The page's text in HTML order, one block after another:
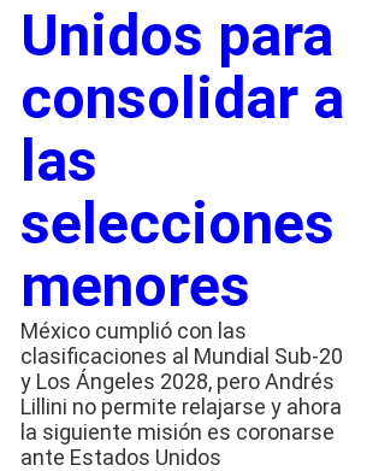
Unidos para
consolidar a
las
selecciones
menores
México cumplió con las
clasificaciones al Mundial Sub-20
y Los Ángeles 2028, pero Andrés
Lillini no permite relajarse y ahora
la siguiente misión es coronarse
ante Estados Unidos